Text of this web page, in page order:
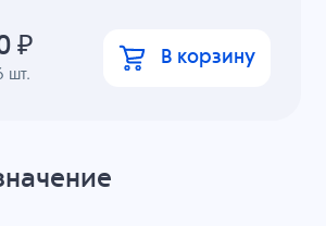
шт.
₽ В корзину